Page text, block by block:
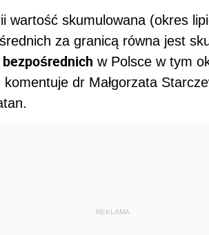
wartość skumulowana (okres
za granicą równa jest
w Polsce w tym
dr Małgorzata
REKLAMA